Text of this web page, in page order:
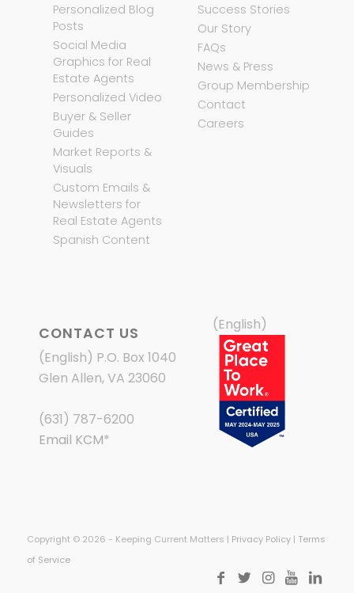
Personalized Blog
Posts
Social Media
Graphics for Real
Estate Agents
Personalized Video
Buyer & Seller
Guides
Market Reports &
Visuals
Custom Emails &
Newsletters for
Real Estate Agents
Spanish Content
Success Stories
Our Story
FAQs
News & Press
Group Membership
Contact
Careers
CONTACT US
(English) P.O. Box 1040
Glen Allen, VA 23060
(631) 787-6200
Email KCM*
(English)
Copyright © 2026 - Keeping Current Matters | Privacy Policy| Terms
of Service